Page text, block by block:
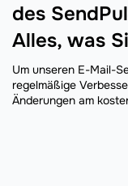
des
Alles, was
Um unseren E-Mail-
regelmäßige
Änderungen am